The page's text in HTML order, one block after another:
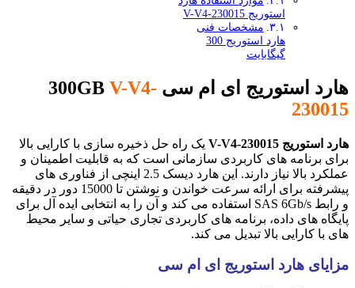
استوریج V-V4-230015
مشخصات فنی
هارد استوریج 300
گیگابایت
هارد استوریج ای ام سی 300GB V-V4-
230015
هارد استوریج V-V4-230015
یک راه حل ذخیره سازی با کارایی بالا
برای برنامه های کاربردی سازمانی است که به قابلیت اطمینان و
عملکرد بالا نیاز دارند. این هارد دیسک 2.5 اینچی از فناوری های
پیشرفته برای ارائه سرعت خواندن و نوشتن تا 15000 دور در دقیقه
و رابط SAS 6Gb/s استفاده می کند و آن را به انتخابی ایده آل برای
پایگاه های داده، برنامه های کاربردی تجاری حیاتی و سایر محیط
های با کارایی بالا تبدیل می کند.
مزایای هارد استوریج ای ام سی